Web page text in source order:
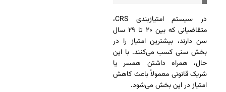
در سیستم امتیازبندی CRS،
متقاضیانی که بین ۲۰ تا ۲۹ سال
سن دارند، بیشترین امتیاز را در
بخش سنی کسب می‌کنند. با این
حال، همراه داشتن همسر یا
شریک قانونی معمولاً باعث کاهش
امتیاز در این بخش می‌شود.